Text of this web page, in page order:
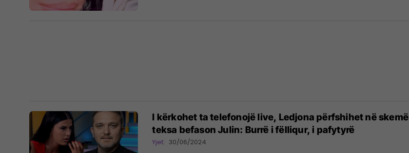
I kërkohet ta telefonojë live, Ledjona përfshihet në skemë
teksa befason Julin: Burrë i fëlliqur, i pafytyrë
Yjet 30/06/2024